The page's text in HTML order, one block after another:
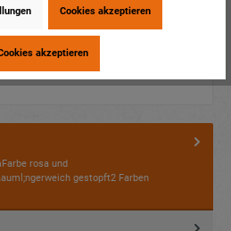
rosa und
gestopft2 Farben
Cookies akzeptieren
akzeptieren